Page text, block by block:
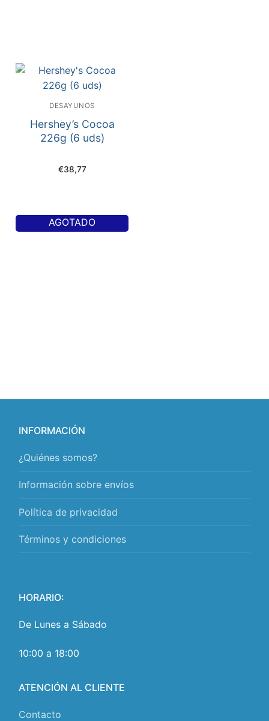
DESAYUNOS
Hershey’s Cocoa
226g (6 uds)
€38,77
AGOTADO
INFORMACIÓN
¿Quiénes somos?
Información sobre envíos
Política de privacidad
Términos y condiciones
HORARIO:
De Lunes a Sábado
10:00 a 18:00
ATENCIÓN AL CLIENTE
Contacto